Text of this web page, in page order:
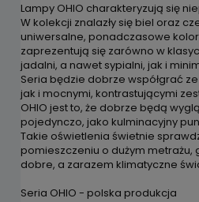
Lampy OHIO charakteryzują się
W kolekcji znalazły się biel oraz
uniwersalne, ponadczasowe
zaprezentują się zarówno w
jadalni, a nawet sypialni, jak i
Seria będzie dobrze współgrać
jak i mocnymi, kontrastującymi
OHIO jest to, że dobrze będą
pojedynczo, jako kulminacyjny
Takie oświetlenia świetnie
pomieszczeniu o dużym
dobre, a zarazem klimatyczne
Seria OHIO - polska produkcja